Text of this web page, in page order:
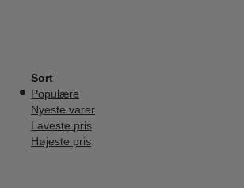
Sort
Populære
Nyeste varer
Laveste pris
Højeste pris